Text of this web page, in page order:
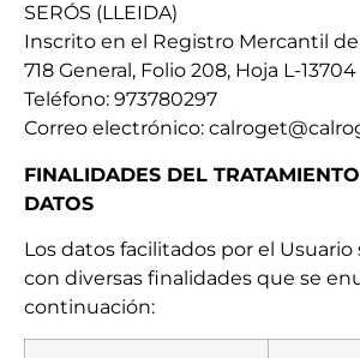
SERÓS (LLEIDA)
Inscrito en el Registro Mercantil
718 General, Folio 208, Hoja L-13704
Teléfono: 973780297
Correo electrónico:
FINALIDADES DEL
DATOS
Los datos facilitados por el
con diversas finalidades que se
continuación: